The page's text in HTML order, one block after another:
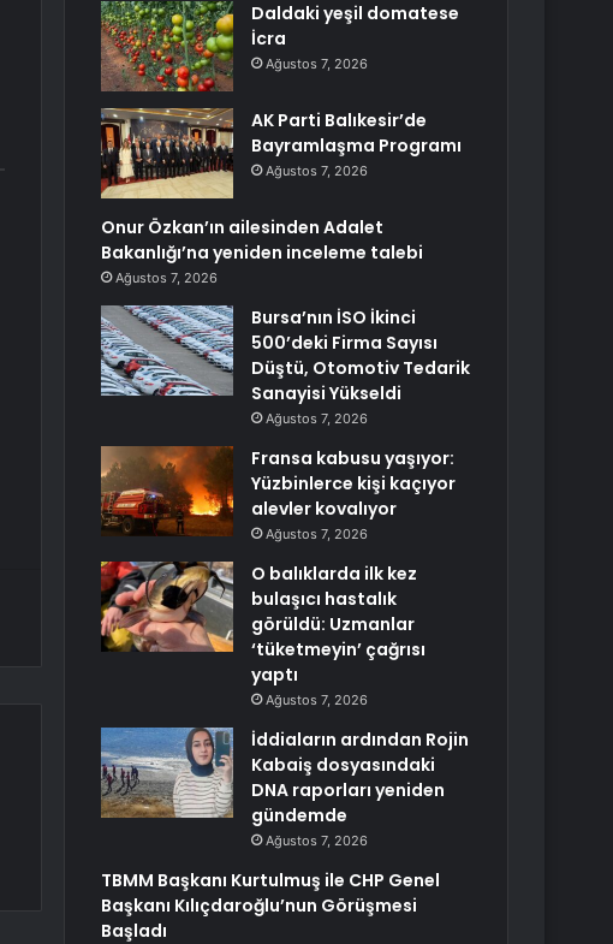
Daldaki yeşil domatese
İcra
Ağustos 7, 2026
AK Parti Balıkesir’de
Bayramlaşma Programı
Ağustos 7, 2026
Onur Özkan’ın ailesinden Adalet
Bakanlığı’na yeniden inceleme talebi
Ağustos 7, 2026
Bursa’nın İSO İkinci
500’deki Firma Sayısı
Düştü, Otomotiv Tedarik
Sanayisi Yükseldi
Ağustos 7, 2026
Fransa kabusu yaşıyor:
Yüzbinlerce kişi kaçıyor
alevler kovalıyor
Ağustos 7, 2026
O balıklarda ilk kez
bulaşıcı hastalık
görüldü: Uzmanlar
‘tüketmeyin’ çağrısı
yaptı
Ağustos 7, 2026
İddiaların ardından Rojin
Kabaiş dosyasındaki
DNA raporları yeniden
gündemde
Ağustos 7, 2026
TBMM Başkanı Kurtulmuş ile CHP Genel
Başkanı Kılıçdaroğlu’nun Görüşmesi
Başladı